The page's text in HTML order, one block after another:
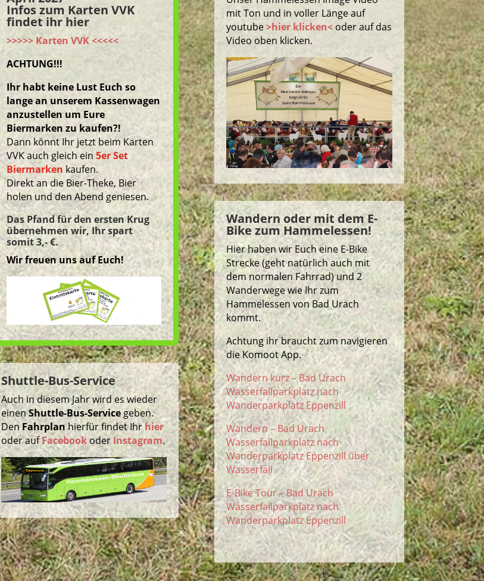
Infos zum Karten VVK
findet ihr hier
>>>>> Karten VVK <<<<<
ACHTUNG!!!
Ihr habt keine Lust Euch so
lange an unserem Kassenwagen
anzustellen um Eure
Biermarken zu kaufen?!
Dann könnt Ihr jetzt beim Karten
VVK auch gleich ein 5er Set
Biermarken kaufen.
Direkt an die Bier-Theke, Bier
holen und den Abend geniesen.
Das Pfand für den ersten Krug
übernehmen wir, Ihr spart
somit 3,- €.
Wir freuen uns auf Euch!
Shuttle-Bus-Service
Auch in diesem Jahr wird es wieder
einenShuttle-Bus-Service geben.
DenFahrplanhierfür findet Ihrhier
oder aufFacebookoder Instagram.
mit Ton und in voller Länge auf
youtube>hier klicken<oder auf das
Video oben klicken.
Wandern oder mit dem E-
Bike zum Hammelessen!
Hier haben wir Euch eine E-Bike
Strecke (geht natürlich auch mit
dem normalen Fahrrad) und 2
Wanderwege wie Ihr zum
Hammelessen von Bad Urach
kommt.
Achtung ihr braucht zum navigieren
die Komoot App.
Wandern kurz – Bad Urach
Wasserfallparkplatz nach
Wanderparkplatz Eppenzill
Wandern – Bad Urach
Wasserfallparkplatz nach
Wanderparkplatz Eppenzill über
Wasserfall
E-Bike Tour – Bad Urach
Wasserfallparkplatz nach
Wanderparkplatz Eppenzill